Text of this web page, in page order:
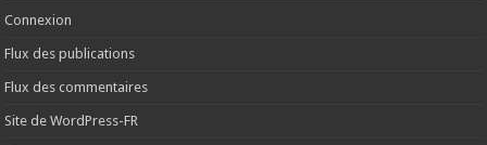
Connexion
Flux des publications
Flux des commentaires
Site de WordPress-FR